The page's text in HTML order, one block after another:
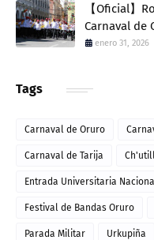
【Oficial】
Carnaval de
enero 31, 2026
Tags
Carnaval de Oruro
Carnaval de Tarija
Entrada Universitaria
Festival de Bandas Oruro
Parada Militar Urkupiña